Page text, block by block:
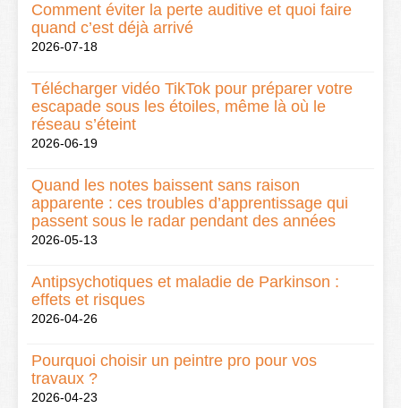
Comment éviter la perte auditive et quoi faire
quand c’est déjà arrivé
2026-07-18
Télécharger vidéo TikTok pour préparer votre
escapade sous les étoiles, même là où le
réseau s’éteint
2026-06-19
Quand les notes baissent sans raison
apparente : ces troubles d’apprentissage qui
passent sous le radar pendant des années
2026-05-13
Antipsychotiques et maladie de Parkinson :
effets et risques
2026-04-26
Pourquoi choisir un peintre pro pour vos
travaux ?
2026-04-23